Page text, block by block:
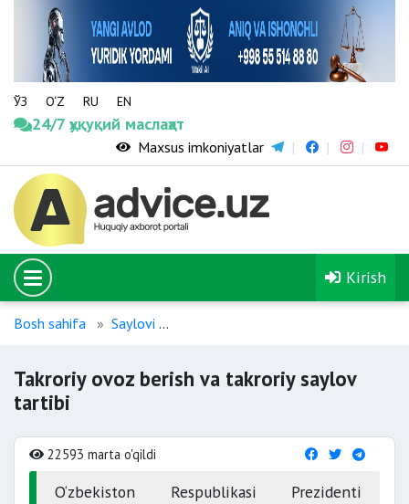
ЎЗ O‘Z RU EN
24/7 ҳуқуқий маслаҳат
Maxsus imkoniyatlar
Kirish
Bosh sahifa Saylovi
Takroriy ovoz berish va takroriy saylov
tartibi
22593 marta o'qildi
O‘zbekiston Respublikasi Prezidenti